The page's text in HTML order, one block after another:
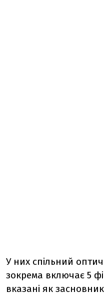
У них спільний
зокрема включає 5
вказані як